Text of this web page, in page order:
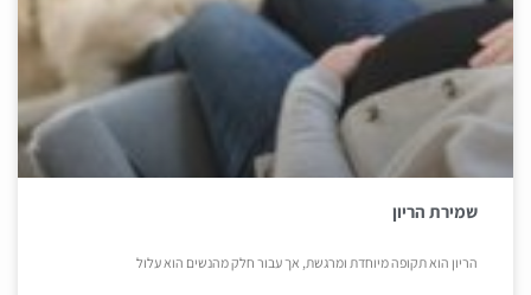
שמירת הריון
הריון הוא תקופה מיוחדת ומרגשת, אך עבור חלק מהנשים הוא עלול